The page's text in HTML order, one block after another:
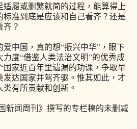
履或删繁就简的过程，能算得上
准到底是应该和自己看齐？还是
？
中国，真的想“振兴中华”，眼下
度“借鉴人类法治文明”的优秀成
家近百年里遗漏的功课，争取早
发达国家并驾齐驱。惟其如此，才
有所贡献和创新。
闻周刊》撰写的专栏稿的未删减